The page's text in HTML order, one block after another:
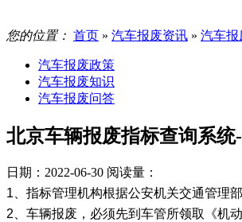
您的位置： 首页 » 汽车报废资讯 » 汽车报
汽车报废政策
汽车报废知识
汽车报废问答
北京车辆报废指标查询系
日期：2022-06-30 阅读量：
1、指标管理机构根据公安机关交通管理
2、车辆报废，必须先到车管所领取《机